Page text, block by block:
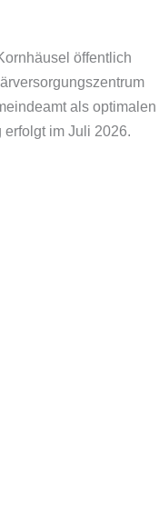
öffentlich
als optimalen
im Juli 2026.